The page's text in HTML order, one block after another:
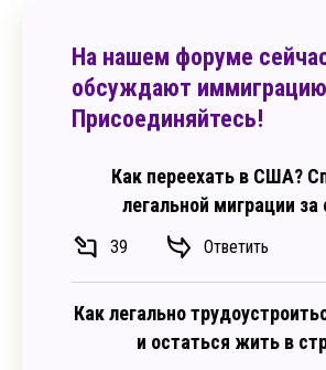
На нашем форуме
обсуждают
Присоединяйтесь!
Как переехать в США?
легальной миграции за
39 Ответить
Как легально
и остаться жить в